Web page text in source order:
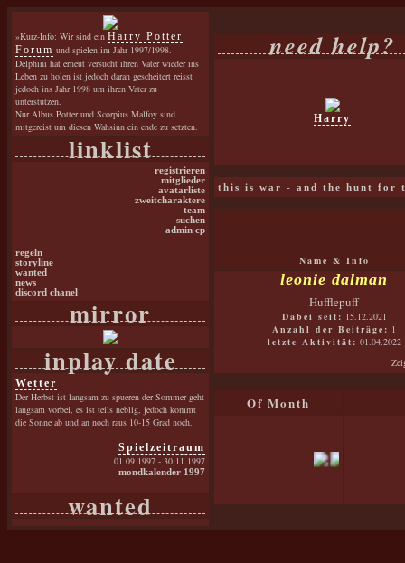
»Kurz-Info: Wir sind ein Harry Potter
Forum und spielen im Jahr 1997/1998.
Delphini hat erneut versucht ihren Vater wieder ins
Leben zu holen ist jedoch daran gescheitert reisst
jedoch ins Jahr 1998 um ihren Vater zu
unterstützen.
Nur Albus Potter und Scorpius Malfoy sind
mitgereist um diesen Wahsinn ein ende zu setzten.
linklist
registrieren
mitglieder
avatarliste
zweitcharaktere
team
suchen
admin cp
regeln
storyline
wanted
news
discord chanel
mirror
inplay date
Wetter
Der Herbst ist langsam zu spueren der Sommer geht
langsam vorbei, es ist teils neblig, jedoch kommt
die Sonne ab und an noch raus 10-15 Grad noch.
Spielzeitraum
01.09.1997 - 30.11.1997
mondkalender 1997
wanted
need help?
Harry
this is war - and the hunt for
Name & Info
leonie dalman
Hufflepuff
Dabei seit: 15.12.2021
Anzahl der Beiträge: 1
letzte Aktivität: 01.04.2022
Of Month